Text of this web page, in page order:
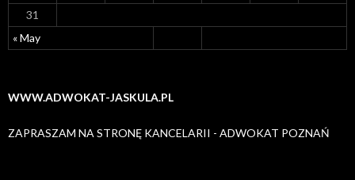
« May
31
WWW.ADWOKAT-JASKULA.PL
ZAPRASZAM NA STRONĘ KANCELARII - ADWOKAT POZNAŃ